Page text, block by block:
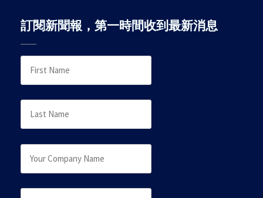
訂閱新聞報，第一時間收到最新消息